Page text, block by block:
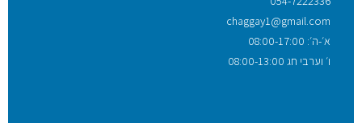
chaggay1@gmail.com
א׳-ה׳: 08:00-17:00
ו׳ וערבי חג 08:00-13:00